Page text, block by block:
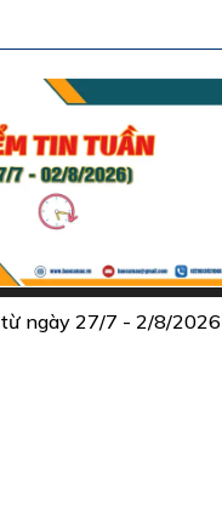
ngày 27/7 - 2/8/2026